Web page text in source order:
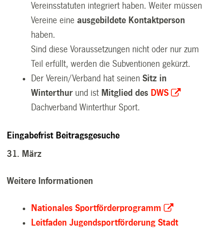
Vereinsstatuten integriert haben.Weiter müssen
Vereine eineausgebildete Kontaktperson
haben.
Sind diese Voraussetzungen nicht oder nur zum
Teil erfüllt, werden die Subventionen gekürzt.
Der Verein/Verband hat seinenSitz in
Winterthur und ist Mitglied des DWS
Dachverband Winterthur Sport.
Eingabefrist Beitragsgesuche
31. März
Weitere Informationen
Nationales Sportförderprogramm
Leitfaden Jugendsportförderung Stadt